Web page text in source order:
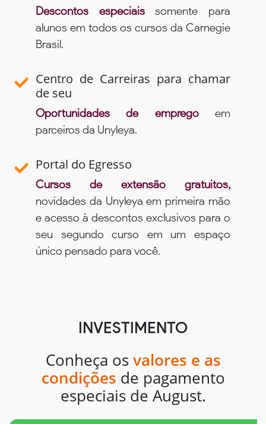
Descontos especiaissomente para
alunos em todos os cursos da Carnegie
Brasil.
Centro de Carreiras para chamar
de seu
Oportunidades de empregoem
parceiros da Unyleya.
Portal do Egresso
Cursos de extensão gratuitos,
novidades da Unyleya em primeira mão
e acesso à descontos exclusivos para o
seu segundo curso em um espaço
único pensado para você.
INVESTIMENTO
Conheça os valores e as
condições de pagamento
especiais de August.